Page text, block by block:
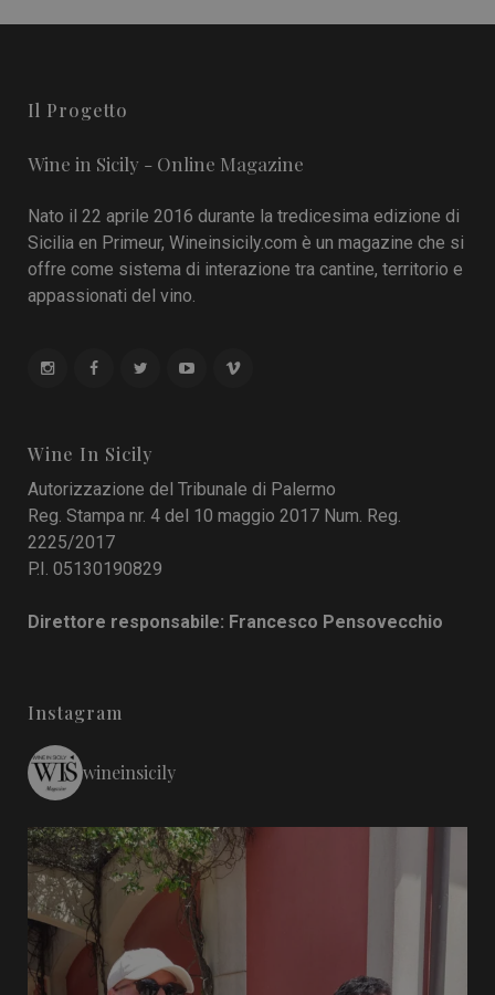
Il Progetto
Wine in Sicily - Online Magazine
Nato il 22 aprile 2016 durante la tredicesima edizione di
Sicilia en Primeur, Wineinsicily.com è un magazine che si
offre come sistema di interazione tra cantine, territorio e
appassionati del vino.
Wine In Sicily
Autorizzazione del Tribunale di Palermo
Reg. Stampa nr. 4 del 10 maggio 2017 Num. Reg.
2225/2017
P.I. 05130190829
Direttore responsabile: Francesco Pensovecchio
Instagram
wineinsicily